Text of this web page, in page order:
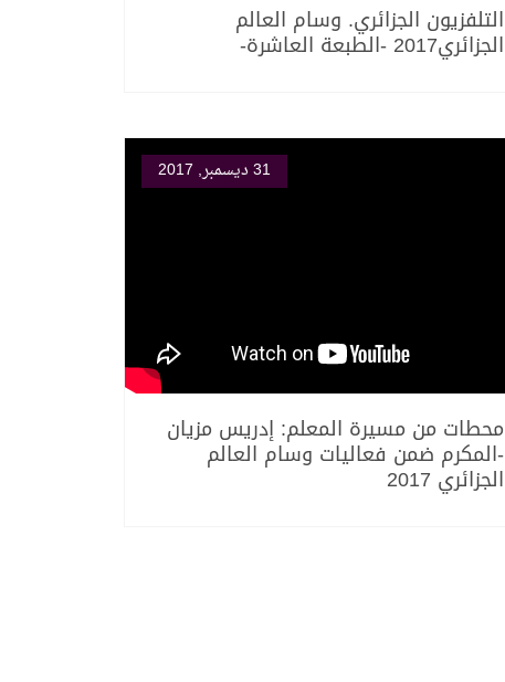
التلفزيون الجزائري. وسام العالم
الجزائري2017 -الطبعة العاشرة-
31 ديسمبر, 2017
محطات من مسيرة المعلم: إدريس مزيان
-المكرم ضمن فعاليات وسام العالم
الجزائري 2017